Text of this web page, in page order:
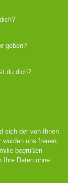
geben?
du dich?
sich der von Ihnen
uns freuen,
begrüßen
Ihre Daten ohne